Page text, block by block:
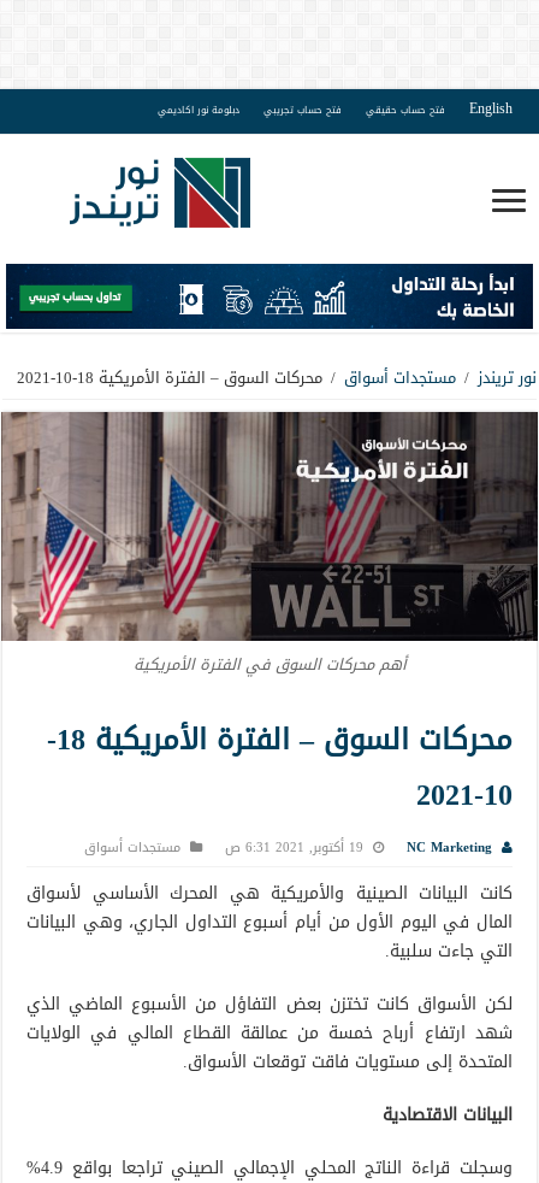
English فتح حساب حقيقي فتح حساب تجريبي دبلومة نور اكاديمي
نور تريندز / مستجدات أسواق / محركات السوق – الفترة الأمريكية 18-10-2021
أهم محركات السوق في الفترة الأمريكية
محركات السوق – الفترة الأمريكية 18-
10-2021
NC Marketing 19 أكتوبر, 2021 6:31 ص مستجدات أسواق
كانت البيانات الصينية والأمريكية هي المحرك الأساسي لأسواق
المال في اليوم الأول من أيام أسبوع التداول الجاري، وهي البيانات
التي جاءت سلبية.
لكن الأسواق كانت تختزن بعض التفاؤل من الأسبوع الماضي الذي
شهد ارتفاع أرباح خمسة من عمالقة القطاع المالي في الولايات
المتحدة إلى مستويات فاقت توقعات الأسواق.
البيانات الاقتصادية
وسجلت قراءة الناتج المحلي الإجمالي الصيني تراجعا بواقع 4.9%